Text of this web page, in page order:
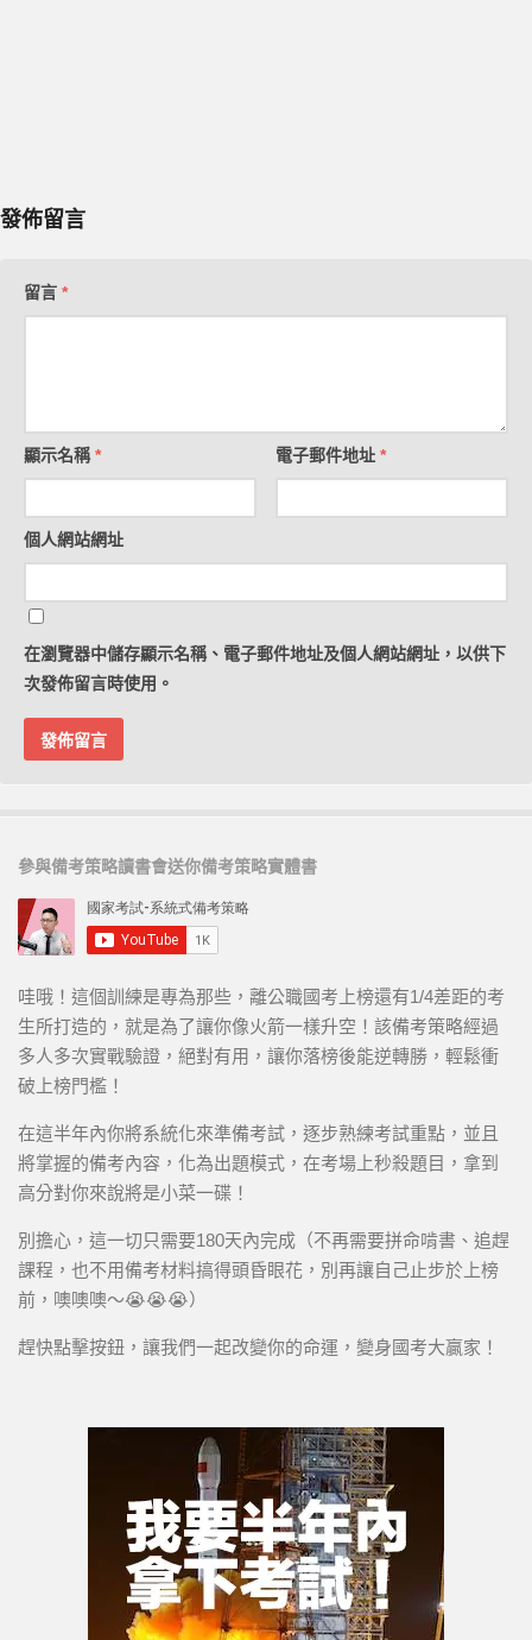
發佈留言
留言 *
顯示名稱* 電子郵件地址*
個人網站網址
在瀏覽器中儲存顯示名稱、電子郵件地址及個人網站網址，以供下
次發佈留言時使用。
參與備考策略讀書會送你備考策略實體書
哇哦！這個訓練是專為那些，離公職國考上榜還有1/4差距的考
生所打造的，就是為了讓你像火箭一樣升空！該備考策略經過
多人多次實戰驗證，絕對有用，讓你落榜後能逆轉勝，輕鬆衝
破上榜門檻！
在這半年內你將系統化來準備考試，逐步熟練考試重點，並且
將掌握的備考內容，化為出題模式，在考場上秒殺題目，拿到
高分對你來說將是小菜一碟！
別擔心，這一切只需要180天內完成（不再需要拼命啃書、追趕
課程，也不用備考材料搞得頭昏眼花，別再讓自己止步於上榜
前，噢噢噢～😭😭😭）
趕快點擊按鈕，讓我們一起改變你的命運，變身國考大贏家！